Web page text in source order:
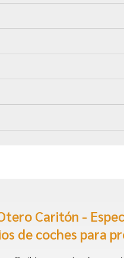
Caritón -
de coches para